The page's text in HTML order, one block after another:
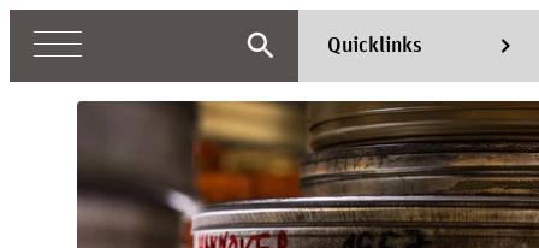
search Quicklinks chevron_right